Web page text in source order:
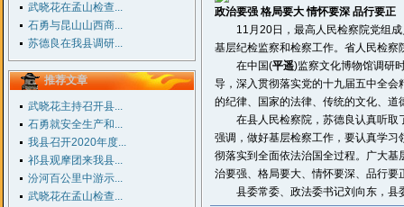
武晓花在孟山检查...
石勇与昆山山西商...
苏德良在我县调研...
推荐文章
武晓花主持召开县...
石勇就安全生产和...
我县召开2020年度...
祁县观摩团来我县...
汾河百公里中游示...
武晓花在孟山检查...
政治要强 格局要大 情怀要深 品行要正
11月20日，最高人民检察院党组成
基层纪检监察和检察工作。省人民检
在中国(平遥)监察文化博物馆调研
导，深入贯彻落实党的十九届五中全会
的纪律、国家的法律、传统的文化、道
在县人民检察院，苏德良认真听取
强调，做好基层检察工作，要认真学
彻落实到全面依法治国全过程。广大
治要强、格局要大、情怀要深、品行
县委常委、政法委书记刘向东，县